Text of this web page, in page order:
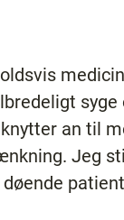
an til
Jeg